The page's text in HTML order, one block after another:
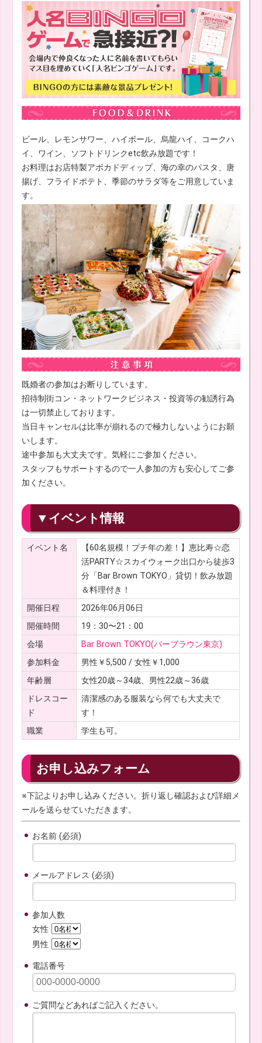
ビール、レモンサワー、ハイボール、烏龍ハイ、コークハ
イ、ワイン、ソフトドリンクetc飲み放題です！
お料理はお店特製アボカドディップ、海の幸のパスタ、唐
揚げ、フライドポテト、季節のサラダ等をご用意していま
す。
既婚者の参加はお断りしています。
招待制街コン・ネットワークビジネス・投資等の勧誘行為
は一切禁止しております。
当日キャンセルは比率が崩れるので極力しないようにお願
いします。
途中参加も大丈夫です。気軽にご参加ください。
スタッフもサポートするので一人参加の方も安心してご参
加ください。
▼イベント情報
イベント名
【60名規模！プチ年の差！】恵比寿☆恋
活PARTY☆スカイウォーク出口から徒歩3
分「Bar Brown TOKYO」貸切！飲み放題
＆料理付き！
開催日程
2026年06月06日
開催時間
19：30〜21：00
会場
Bar Brown TOKYO(バーブラウン東京)
参加料金
男性￥5,500 / 女性￥1,000
年齢層
女性20歳～34歳、男性22歳～36歳
ドレスコー
ド
清潔感のある服装なら何でも大丈夫で
す！
職業
学生も可。
お申し込みフォーム
※下記よりお申し込みください。折り返し確認および詳細メ
ールを送らせていただきます。
お名前 (必須)
メールアドレス (必須)
参加人数
女性
男性
電話番号
ご質問などあればご記入ください。